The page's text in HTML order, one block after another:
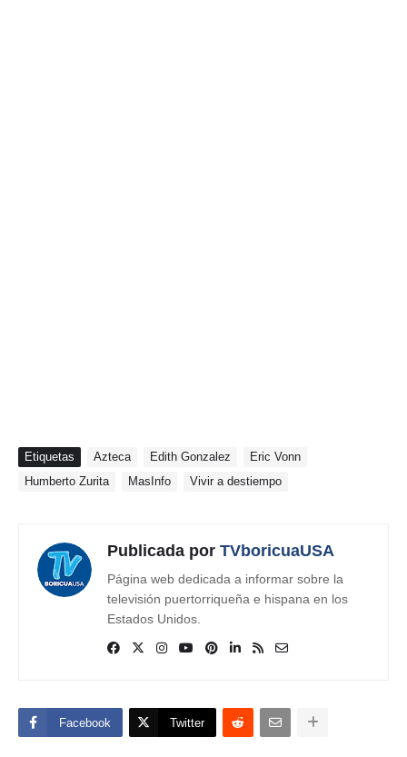
Etiquetas Azteca Edith Gonzalez
Eric Vonn
Humberto Zurita
MasInfo Vivir a destiempo
Publicada por TVboricuaUSA
Página web dedicada a informar sobre la
televisión puertorriqueña e hispana en los
Estados Unidos.
Facebook Twitter